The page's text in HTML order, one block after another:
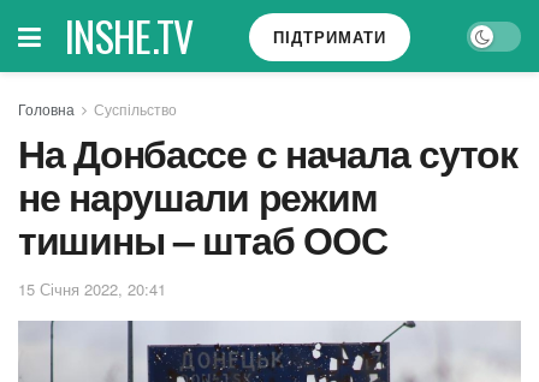
INSHE.TV ПІДТРИМАТИ
Головна Суспільство
На Донбассе с начала суток
не нарушали режим
тишины – штаб ООС
15 Січня 2022, 20:41